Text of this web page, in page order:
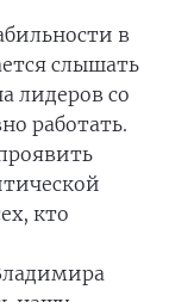
в
слышать
лидеров со
работать.
кто